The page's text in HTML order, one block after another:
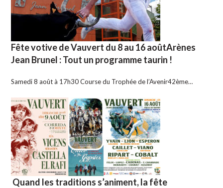
Fête votive de Vauvert du 8 au 16 aoûtArènes
Jean Brunel : Tout un programme taurin !
Samedi 8 août à 17h30 Course du Trophée de l’Avenir42ème…
Quand les traditions s’animent, la fête